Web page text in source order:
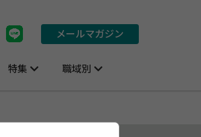
特集 職域別
メールマガジン